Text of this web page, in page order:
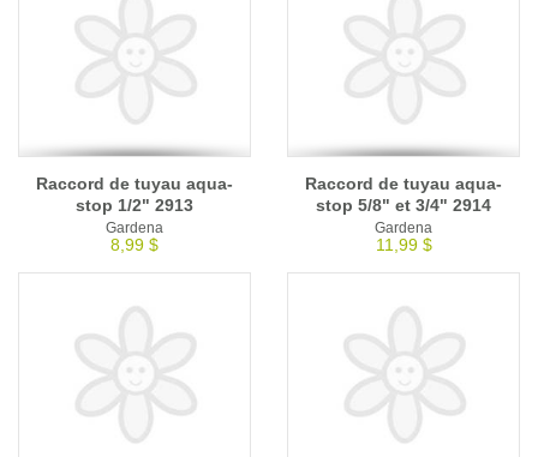
Raccord de tuyau aqua-
stop 1/2" 2913
Gardena
8,99 $
Raccord de tuyau aqua-
stop 5/8" et 3/4" 2914
Gardena
11,99 $